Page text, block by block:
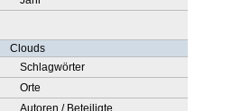
Clouds
Schlagwörter
Orte
Autoren / Beteiligte